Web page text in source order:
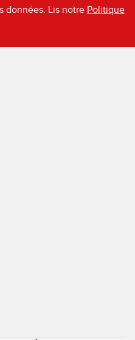
données. Lis notre Politique